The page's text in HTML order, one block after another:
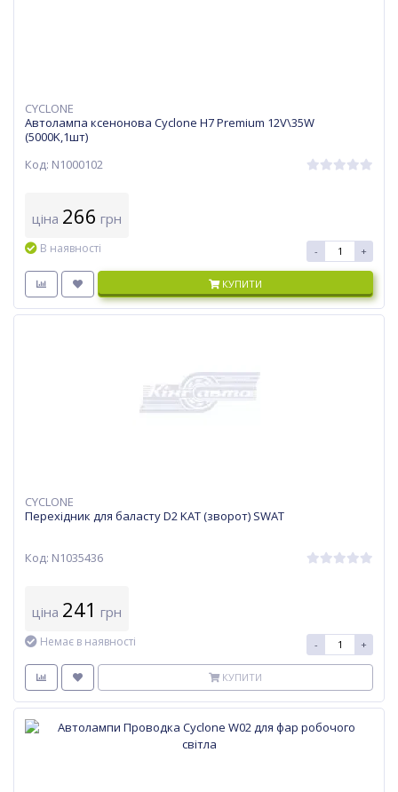
CYCLONE
Автолампа ксенонова Cyclone H7 Premium 12V\35W
(5000K,1шт)
Код: N1000102
ціна 266 грн
В наявності - +
КУПИТИ
CYCLONE
Перехідник для баласту D2 KAT (зворот) SWAT
Код: N1035436
ціна 241 грн
Немає в наявності - +
КУПИТИ